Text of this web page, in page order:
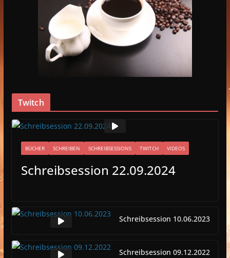
Twitch
BÜCHER SCHREIBEN SCHREIBSESSIONS TWITCH VIDEOS
Schreibsession 22.09.2024
Schreibsession 10.06.2023
Schreibsession 09.12.2022